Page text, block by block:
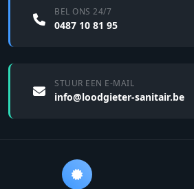
BEL ONS 24/7
0487 10 81 95
STUUR EEN E-MAIL
info@loodgieter-sanitair.be